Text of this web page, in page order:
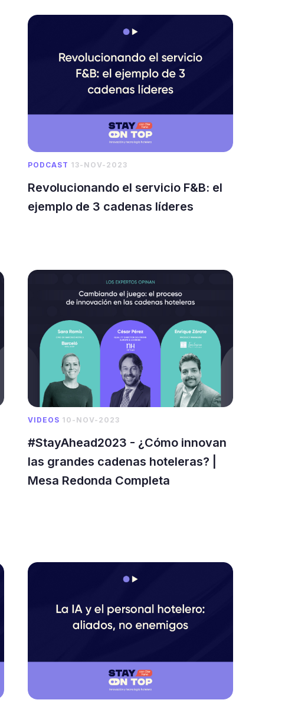
PODCAST 13-NOV-2023
Revolucionando el servicio F&B: el
ejemplo de 3 cadenas líderes
VIDEOS 10-NOV-2023
#StayAhead2023 - ¿Cómo innovan
las grandes cadenas hoteleras? |
Mesa Redonda Completa